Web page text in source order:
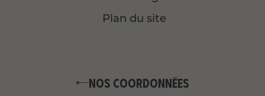
Plan du site
Nos coordonnées